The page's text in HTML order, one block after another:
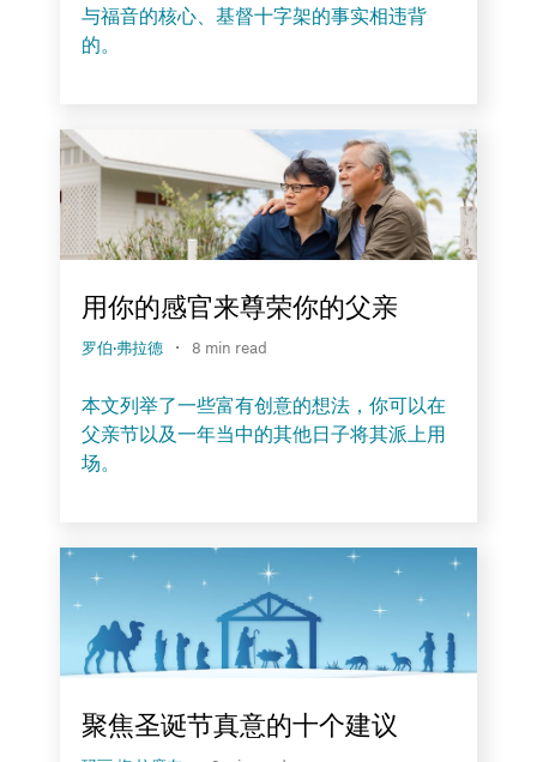
与福音的核心、基督十字架的事实相违背
的。
用你的感官来尊荣你的父亲
罗伯·弗拉德 · 8 min read
本文列举了一些富有创意的想法，你可以在
父亲节以及一年当中的其他日子将其派上用
场。
聚焦圣诞节真意的十个建议